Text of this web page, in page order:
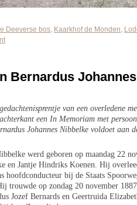
Deeverse bos, Kaarkhof de Monden,
Bernardus
van een overledene
een In Memoriam met
Johannes Nibbelke voldoet aan
werd geboren op maandag 22
en Jantje Hindriks Koenen. Hij
hoofdconducteur bij de Staats
trouwde op zondag 20 november
Jozef Bernards en Geertruida